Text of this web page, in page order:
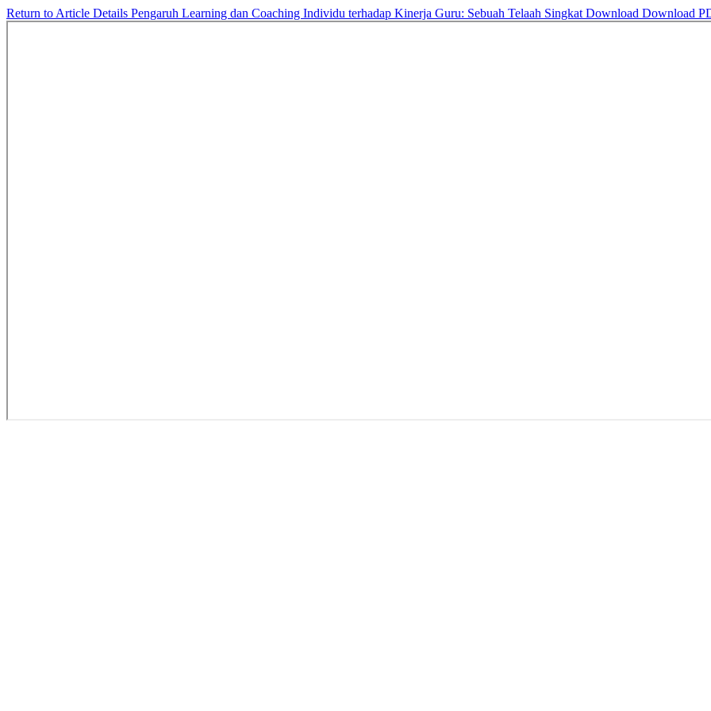
Return to Article Details Pengaruh Learning dan Coaching Individu terhadap Kinerja Guru: Sebuah Telaah Singkat Download Download